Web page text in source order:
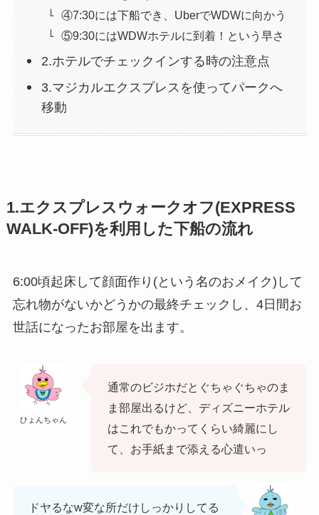
④7:30には下船でき、UberでWDWに向かう
⑤9:30にはWDWホテルに到着！という早さ
2.ホテルでチェックインする時の注意点
3.マジカルエクスプレスを使ってパークへ
移動
1.エクスプレスウォークオフ(EXPRESS
WALK-OFF)を利用した下船の流れ
6:00頃起床して顔面作り(という名のおメイク)して
忘れ物がないかどうかの最終チェックし、4日間お
世話になったお部屋を出ます。
ひょんちゃん
通常のビジホだとぐちゃぐちゃのま
ま部屋出るけど、ディズニーホテル
はこれでもかってくらい綺麗にし
て、お手紙まで添える心遣いっ
ドヤるなw変な所だけしっかりしてる